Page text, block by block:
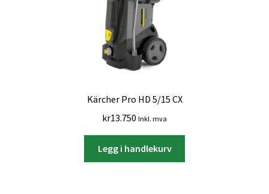
Kärcher Pro HD 5/15 CX
kr13.750 Inkl. mva
Legg i handlekurv